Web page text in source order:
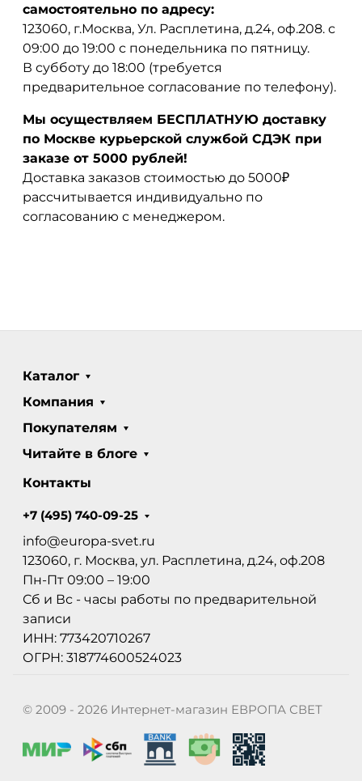
самостоятельно по адресу:
123060, г.Москва, Ул. Расплетина, д.24, оф.208. с
09:00 до 19:00 с понедельника по пятницу.
В субботу до 18:00 (требуется
предварительное согласование по телефону).
Мы осуществляем БЕСПЛАТНУЮ доставку
по Москве курьерской службой СДЭК при
заказе от 5000 рублей!
Доставка заказов стоимостью до 5000₽
рассчитывается индивидуально по
согласованию с менеджером.
Каталог
Компания
Покупателям
Читайте в блоге
Контакты
+7 (495) 740-09-25
info@europa-svet.ru
123060, г. Москва, ул. Расплетина, д.24, оф.208
Пн-Пт 09:00 – 19:00
Сб и Вс - часы работы по предварительной
записи
ИНН: 773420710267
ОГРН: 318774600524023
© 2009 - 2026 Интернет-магазин ЕВРОПА СВЕТ